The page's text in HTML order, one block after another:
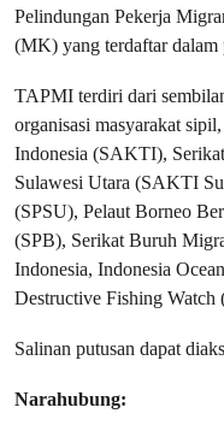
Pelindungan Pekerja
(MK) yang terdaftar dalam
TAPMI terdiri dari
organisasi masyarakat
Indonesia (SAKTI),
Sulawesi Utara (SAKTI
(SPSU), Pelaut Borneo
(SPB), Serikat Buruh
Indonesia, Indonesia
Destructive Fishing Watch
Salinan putusan dapat
Narahubung: